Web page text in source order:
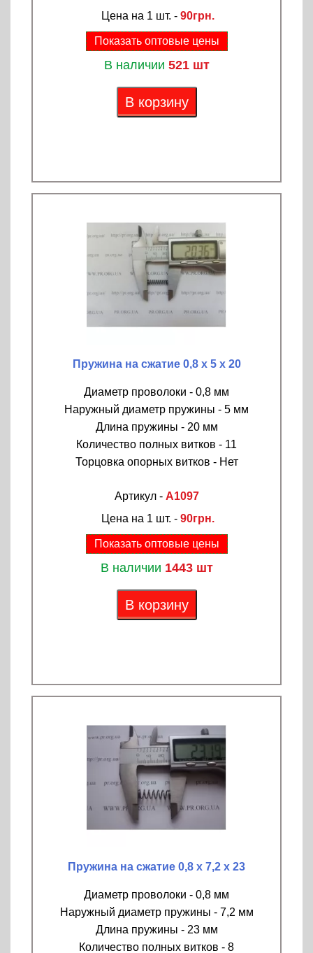
Цена на 1 шт. - 90грн.
Показать оптовые цены
В наличии 521 шт
В корзину
Пружина на сжатие 0,8 х 5 х 20
Диаметр проволоки - 0,8 мм
Наружный диаметр пружины - 5 мм
Длина пружины - 20 мм
Количество полных витков - 11
Торцовка опорных витков - Нет
Артикул - A1097
Цена на 1 шт. - 90грн.
Показать оптовые цены
В наличии 1443 шт
В корзину
Пружина на сжатие 0,8 х 7,2 х 23
Диаметр проволоки - 0,8 мм
Наружный диаметр пружины - 7,2 мм
Длина пружины - 23 мм
Количество полных витков - 8